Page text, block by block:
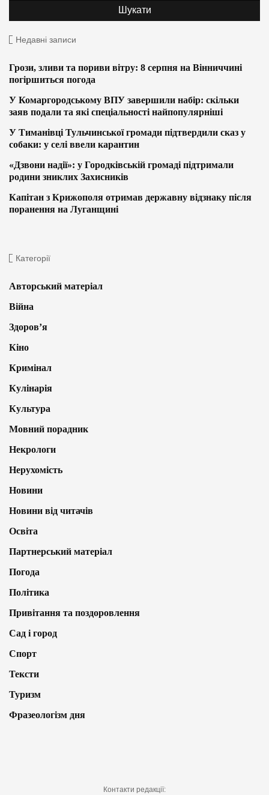
Недавні записи
Грози, зливи та пориви вітру: 8 серпня на Вінниччині
погіршиться погода
У Комаргородському ВПУ завершили набір: скільки
заяв подали та які спеціальності найпопулярніші
У Тиманівці Тульчинської громади підтвердили сказ у
собаки: у селі ввели карантин
«Дзвони надії»: у Городківській громаді підтримали
родини зниклих Захисників
Капітан з Крижополя отримав державну відзнаку після
поранення на Луганщині
Категорії
Авторський матеріал
Війна
Здоров’я
Кіно
Кримінал
Кулінарія
Культура
Мовний порадник
Некрологи
Нерухомість
Новини
Новини від читачів
Освіта
Партнерський матеріал
Погода
Політика
Привітання та поздоровлення
Сад і город
Спорт
Тексти
Туризм
Фразеологізм дня
Контакти редакції: